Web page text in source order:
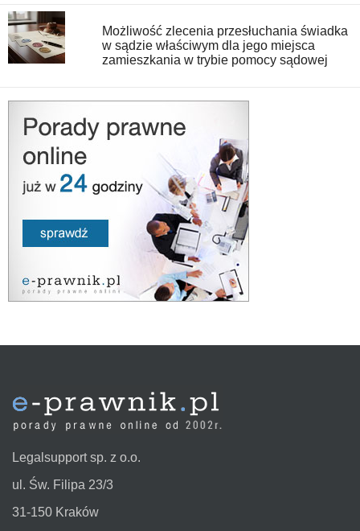
Możliwość zlecenia przesłuchania świadka
w sądzie właściwym dla jego miejsca
zamieszkania w trybie pomocy sądowej
Legalsupport sp. z o.o.
ul. Św. Filipa 23/3
31-150 Kraków